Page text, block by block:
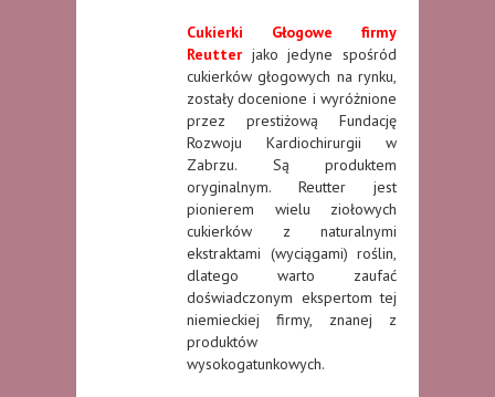
Cukierki Głogowe firmy
Reutter jako jedyne spośród
cukierków głogowych na rynku,
zostały docenione i wyróżnione
przez prestiżową Fundację
Rozwoju Kardiochirurgii w
Zabrzu. Są produktem
oryginalnym. Reutter jest
pionierem wielu ziołowych
cukierków z naturalnymi
ekstraktami (wyciągami) roślin,
dlatego warto zaufać
doświadczonym ekspertom tej
niemieckiej firmy, znanej z
produktów
wysokogatunkowych.